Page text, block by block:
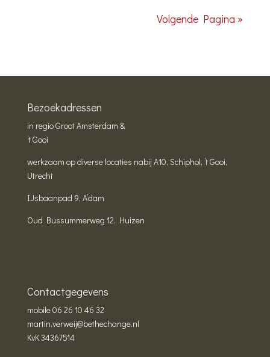
Volgende Pagina »
Bezoekadressen
in regio Groot Amsterdam &
’t Gooi
werkzaam op diverse locaties nabij A10, Schiphol, ’t Gooi,
Utrecht
IJsbaanpad 9, A’dam
Oud Bussummerweg 12, Huizen
Contactgegevens
mobile06 26 10 46 32
martin.verweij@bethechange.nl
KvK 34367514